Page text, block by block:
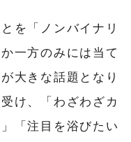
を「ノンバイナリ
一方のみには当て
大きな話題となり
け、「わざわざカ
「注目を浴びたい